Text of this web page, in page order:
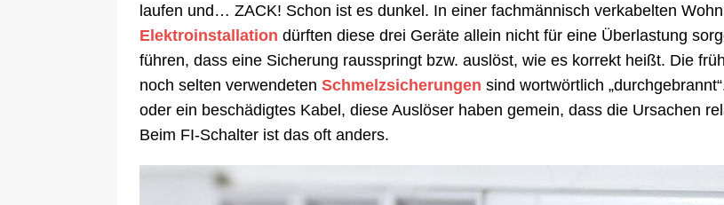
laufen und… ZACK! Schon ist es dunkel. In einer fachmännisch verkabelten
Elektroinstallation dürften diese drei Geräte allein nicht für eine Überlastung
führen, dass eine Sicherung rausspringt bzw. auslöst, wie es korrekt heißt. Die
noch selten verwendeten Schmelzsicherungen sind wortwörtlich
oder ein beschädigtes Kabel, diese Auslöser haben gemein, dass die Ursachen
Beim FI-Schalter ist das oft anders.